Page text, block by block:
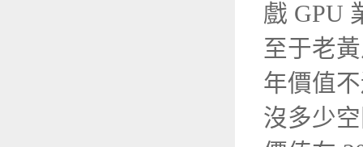
戲 GPU
至于老
年價值
沒多少